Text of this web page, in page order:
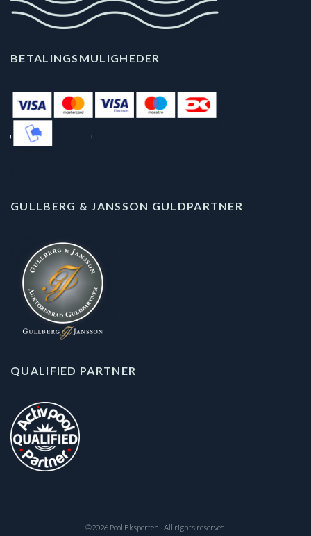
BETALINGSMULIGHEDER
GULLBERG & JANSSON GULDPARTNER
QUALIFIED PARTNER
©2026 Pool Eksperten · All rights reserved.